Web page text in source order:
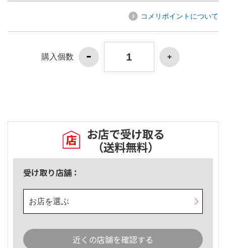
コメリポイントについて
購入個数
お店で受け取る
（送料無料）
受け取り店舗：
お店を選ぶ
近くの店舗を確認する